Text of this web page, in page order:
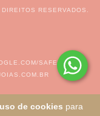
de cookies para
RESERVADOS.
SAFE-